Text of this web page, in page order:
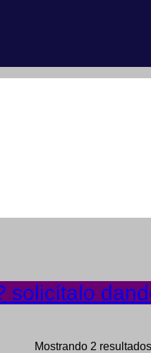
solicítalo
Mostrando 2 resultados